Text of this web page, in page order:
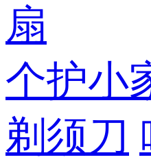
扇
个护小
剃须刀